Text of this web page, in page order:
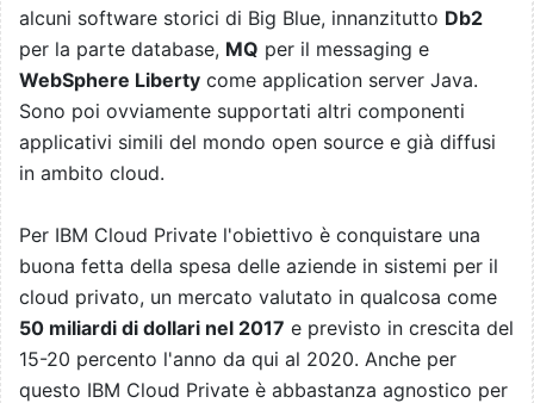
alcuni software storici di Big Blue, innanzitutto Db2
per la parte database, MQ per il messaging e
WebSphere Liberty come application server Java.
Sono poi ovviamente supportati altri componenti
applicativi simili del mondo open source e già diffusi
in ambito cloud.
Per IBM Cloud Private l'obiettivo è conquistare una
buona fetta della spesa delle aziende in sistemi per il
cloud privato, un mercato valutato in qualcosa come
50 miliardi di dollari nel 2017 e previsto in crescita del
15-20 percento l'anno da qui al 2020. Anche per
questo IBM Cloud Private è abbastanza agnostico per